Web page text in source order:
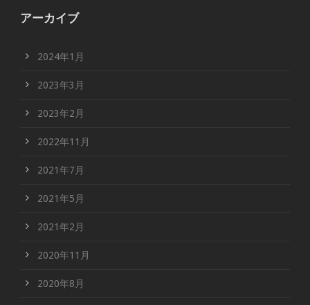
アーカイブ
2024年1月
2023年3月
2023年2月
2022年11月
2021年7月
2021年5月
2021年2月
2020年11月
2020年8月